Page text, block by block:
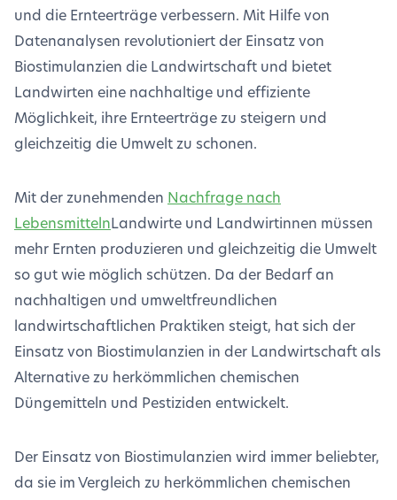
und die Ernteerträge verbessern. Mit Hilfe von
Datenanalysen revolutioniert der Einsatz von
Biostimulanzien die Landwirtschaft und bietet
Landwirten eine nachhaltige und effiziente
Möglichkeit, ihre Ernteerträge zu steigern und
gleichzeitig die Umwelt zu schonen.
Mit der zunehmenden Nachfrage nach
LebensmittelnLandwirte und Landwirtinnen müssen
mehr Ernten produzieren und gleichzeitig die Umwelt
so gut wie möglich schützen. Da der Bedarf an
nachhaltigen und umweltfreundlichen
landwirtschaftlichen Praktiken steigt, hat sich der
Einsatz von Biostimulanzien in der Landwirtschaft als
Alternative zu herkömmlichen chemischen
Düngemitteln und Pestiziden entwickelt.
Der Einsatz von Biostimulanzien wird immer beliebter,
da sie im Vergleich zu herkömmlichen chemischen